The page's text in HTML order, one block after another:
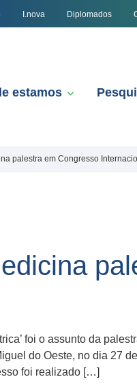
I.nova Diplomados
estamos
palestra em Congresso
foi o assunto da
do Oeste, no dia 27
foi realizado […]